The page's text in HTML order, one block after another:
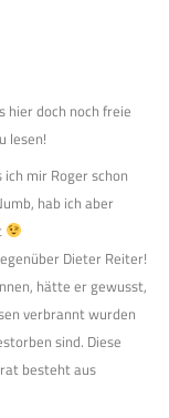
hier doch noch freie
lesen!
mir Roger schon
hab ich aber
Dieter Reiter!
hätte er gewusst,
verbrannt wurden
sind. Diese
besteht aus